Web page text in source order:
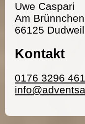
Uwe Caspari
Am
66125
Kontakt
0176 3296